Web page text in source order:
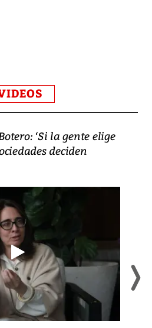
‘Si la gente elige
deciden